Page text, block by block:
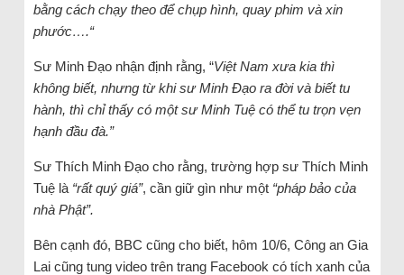
bằng cách chạy theo để chụp hình, quay phim và xin
phước….“
Sư Minh Đạo nhận định rằng, “Việt Nam xưa kia thì
không biết, nhưng từ khi sư Minh Đạo ra đời và biết tu
hành, thì chỉ thấy có một sư Minh Tuệ có thể tu trọn vẹn
hạnh đầu đà.”
Sư Thích Minh Đạo cho rằng, trường hợp sư Thích Minh
Tuệ là “rất quý giá”, cần giữ gìn như một “pháp bảo của
nhà Phật”.
Bên cạnh đó, BBC cũng cho biết, hôm 10/6, Công an Gia
Lai cũng tung video trên trang Facebook có tích xanh của